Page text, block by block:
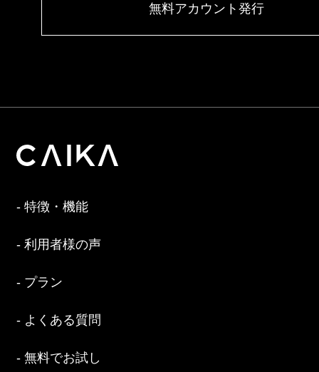
無料アカウント発行
特徴・機能
利用者様の声
プラン
よくある質問
無料でお試し